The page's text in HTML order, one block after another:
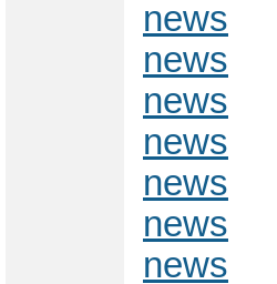
news
news
news
news
news
news
news